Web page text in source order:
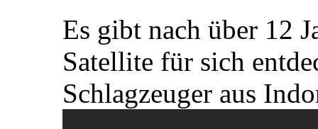
Es gibt nach über 12
Satellite für sich
Schlagzeuger aus